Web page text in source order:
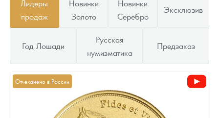
Лидеры
продаж
Новинки
Золото
Новинки
Серебро
Эксклюзив
Год Лошади
Русская
нумизматика
Предзаказ
Отчеканено в России